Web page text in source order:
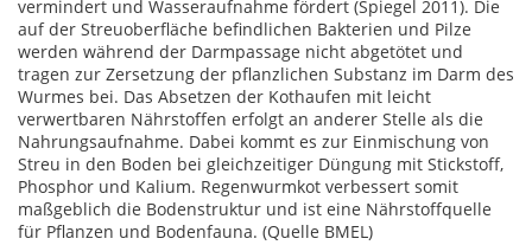
vermindert und Wasseraufnahme fördert (Spiegel 2011). Die
auf der Streuoberfläche befindlichen Bakterien und Pilze
werden während der Darmpassage nicht abgetötet und
tragen zur Zersetzung der pflanzlichen Substanz im Darm des
Wurmes bei. Das Absetzen der Kothaufen mit leicht
verwertbaren Nährstoffen erfolgt an anderer Stelle als die
Nahrungsaufnahme. Dabei kommt es zur Einmischung von
Streu in den Boden bei gleichzeitiger Düngung mit Stickstoff,
Phosphor und Kalium. Regenwurmkot verbessert somit
maßgeblich die Bodenstruktur und ist eine Nährstoffquelle
für Pflanzen und Bodenfauna. (Quelle BMEL)